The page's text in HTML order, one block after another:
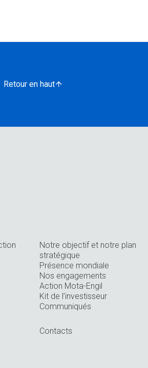
Retour en haut
Notre objectif et notre plan
stratégique
Présence mondiale
Nos engagements
Action Mota-Engil
Kit de l’investisseur
Communiqués
Contacts